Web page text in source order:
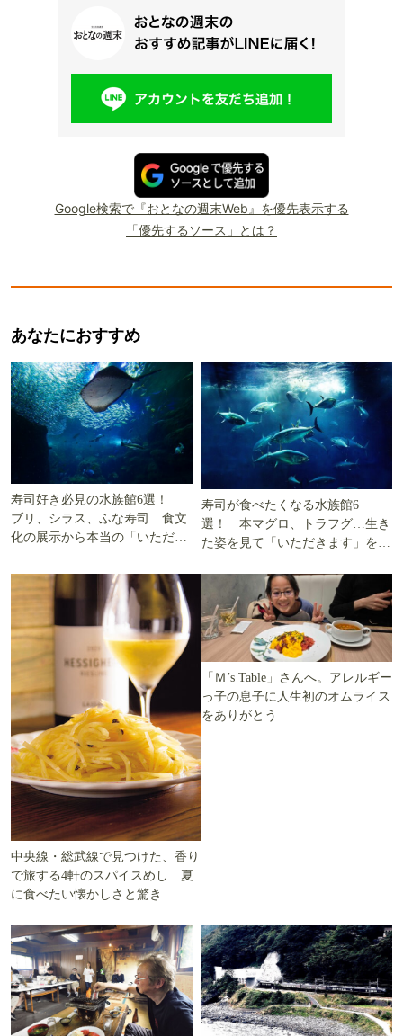
Google検索で『おとなの週末Web』を優先表示する
「優先するソース」とは？
あなたにおすすめ
寿司好き必見の水族館6選！
ブリ、シラス、ふな寿司…食文
化の展示から本当の「いただき
寿司が食べたくなる水族館6
選！ 本マグロ、トラフグ…生き
た姿を見て「いただきます」を考
中央線・総武線で見つけた、香り
で旅する4軒のスパイスめし 夏
に食べたい懐かしさと驚き
「Ｍ’s Table」さんへ。アレルギー
っ子の息子に人生初のオムライス
をありがとう